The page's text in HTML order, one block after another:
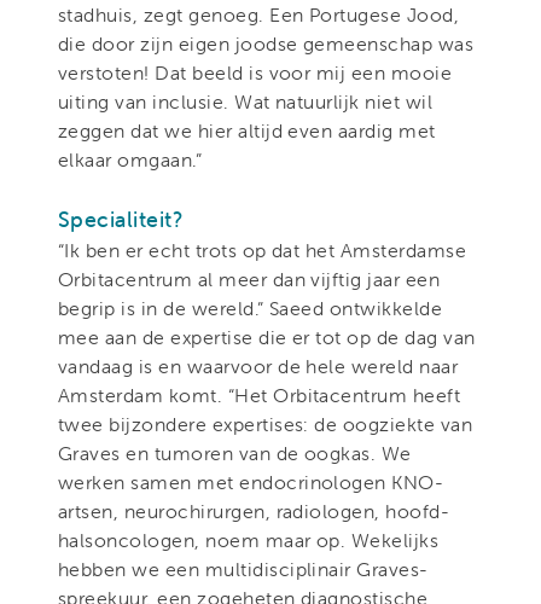
stadhuis, zegt genoeg. Een Portugese Jood,
die door zijn eigen joodse gemeenschap was
verstoten! Dat beeld is voor mij een mooie
uiting van inclusie. Wat natuurlijk niet wil
zeggen dat we hier altijd even aardig met
elkaar omgaan.”
Specialiteit?
“Ik ben er echt trots op dat het Amsterdamse
Orbitacentrum al meer dan vijftig jaar een
begrip is in de wereld.” Saeed ontwikkelde
mee aan de expertise die er tot op de dag van
vandaag is en waarvoor de hele wereld naar
Amsterdam komt. “Het Orbitacentrum heeft
twee bijzondere expertises: de oogziekte van
Graves en tumoren van de oogkas. We
werken samen met endocrinologen KNO-
artsen, neurochirurgen, radiologen, hoofd-
halsoncologen, noem maar op. Wekelijks
hebben we een multidisciplinair Graves-
spreekuur, een zogeheten diagnostische